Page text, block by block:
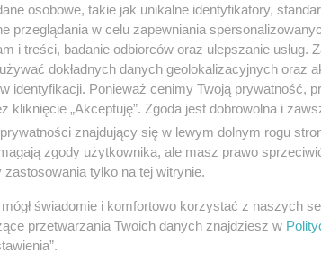
Układanie kostki brukowej Tczew i
ul. Królowej Jadwigi, 83-110 Tczew
Telefon: 507734373
Kategoria:Produkcja i budownictwo
ul. ul. Jagiellońska 56A, 83-110 Tczew
Telefon:
osobowe, takie jak unikalne identyfikatory,
przeglądania w celu zapewniania
i treści, badanie odbiorców oraz ulepszanie usług.
dokładnych danych geolokalizacyjnych oraz
identyfikacji. Ponieważ cenimy Twoją prywatność,
kliknięcie „Akceptuję”. Zgoda jest dobrowolna i
znajdujący się w lewym dolnym rogu
zgody użytkownika, ale masz prawo
tylko na tej witrynie.
świadomie i komfortowo korzystać z naszych
przetwarzania Twoich danych znajdziesz w